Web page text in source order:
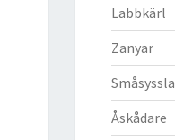
Labbkärl
Zanyar
Småsyssla
Åskådare